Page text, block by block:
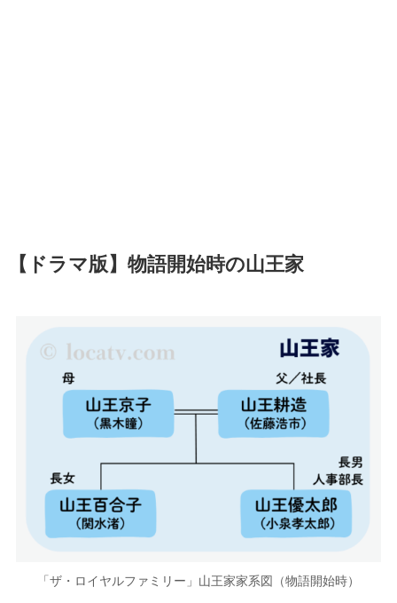
【ドラマ版】物語開始時の山王家
「ザ・ロイヤルファミリー」山王家家系図（物語開始時）